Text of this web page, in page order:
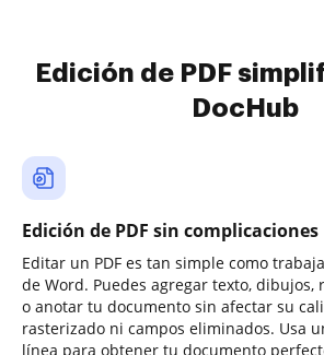
Edición de PDF
DocHub
Edición de PDF sin complicaciones
Editar un PDF es tan simple como
de Word. Puedes agregar texto, dibujos,
o anotar tu documento sin afectar su
rasterizado ni campos eliminados. Usa
línea para obtener tu documento